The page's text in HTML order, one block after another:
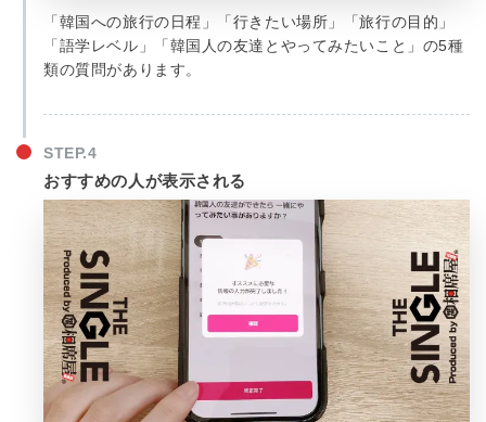
「韓国への旅行の日程」「行きたい場所」「旅行の目的」
「語学レベル」「韓国人の友達とやってみたいこと」の5種
類の質問があります。
おすすめの人が表示される